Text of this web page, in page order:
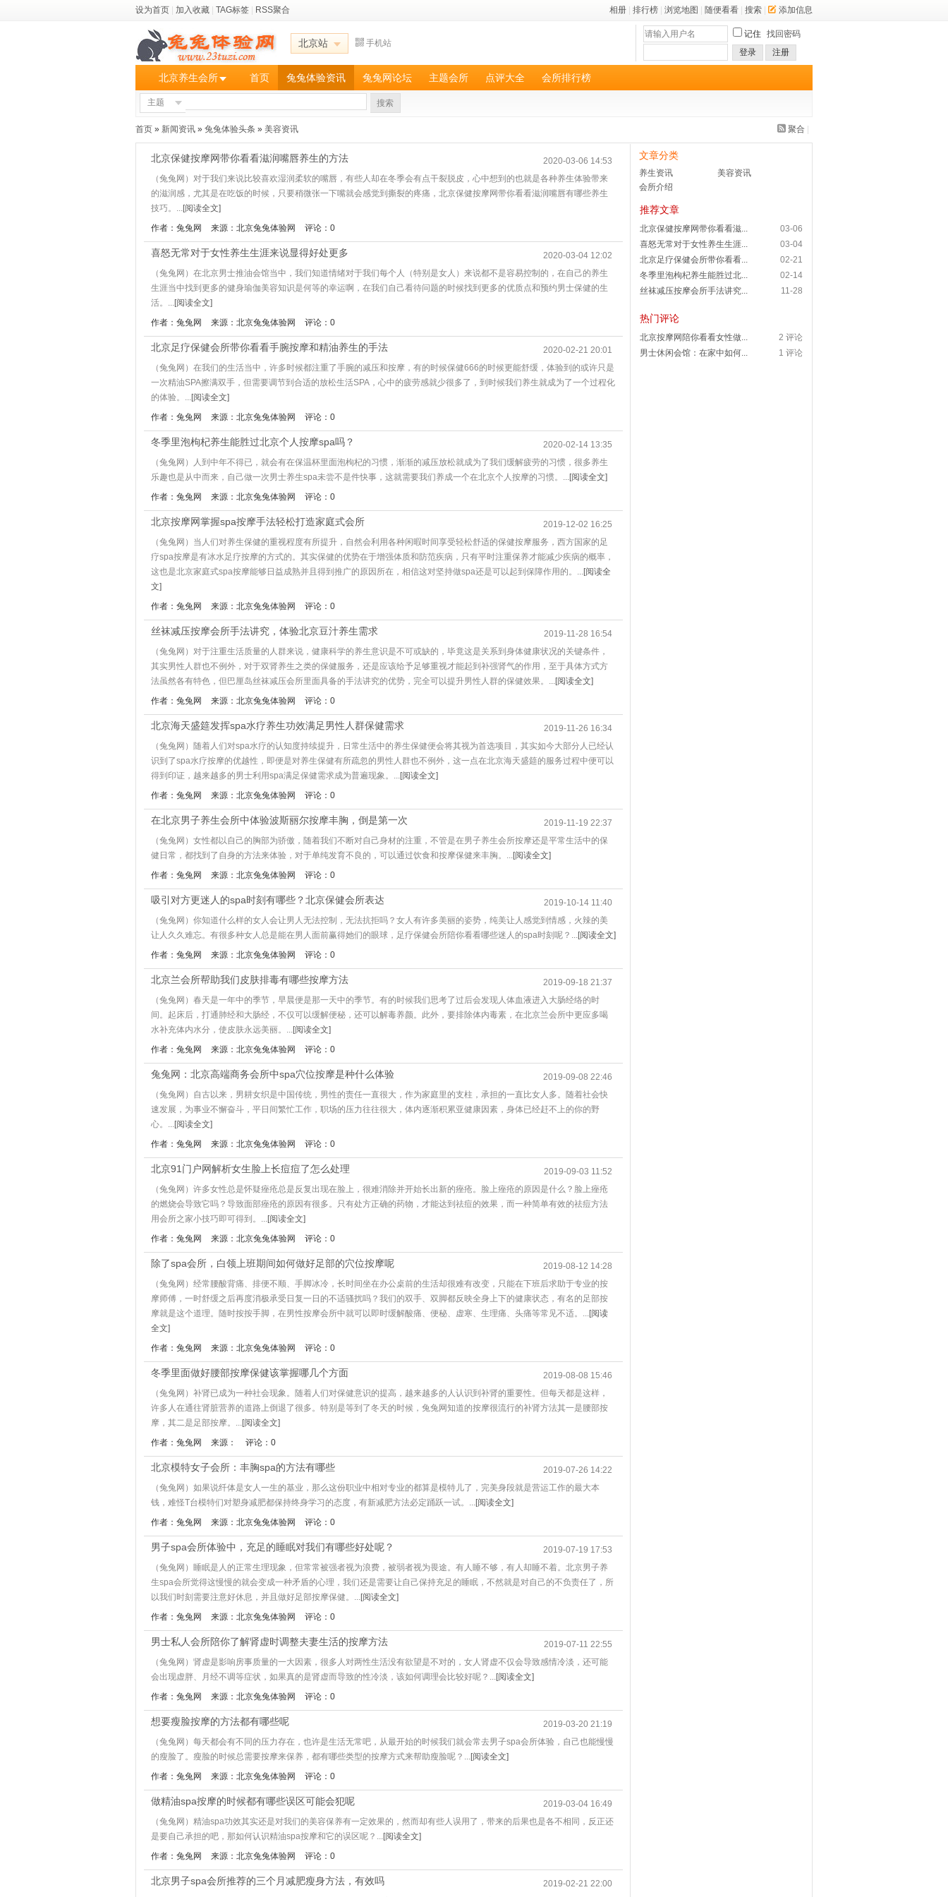
设为首页 加入收藏 TAG标签 RSS聚合 相册 排行榜 浏览地图 随便看看 搜索 添加信息
北京站 手机站
记住 找回密码
登录
注册
北京养生会所 首页 兔兔体验资讯 兔兔网论坛 主题会所 点评大全 会所排行榜
主题 搜索
聚合
首页 » 新闻资讯 » 兔兔体验头条 » 美容资讯
2020-03-06 14:53
北京保健按摩网带你看看滋润嘴唇养生的方法
（兔兔网）对于我们来说比较喜欢湿润柔软的嘴唇，有些人却在冬季会有点干裂脱皮，心中想到的也就是各种养生体验带来
的滋润感，尤其是在吃饭的时候，只要稍微张一下嘴就会感觉到撕裂的疼痛，北京保健按摩网带你看看滋润嘴唇有哪些养生
技巧。...[阅读全文]
作者：兔兔网
来源：北京兔兔体验网 评论：0
2020-03-04 12:02
喜怒无常对于女性养生生涯来说显得好处更多
（兔兔网）在北京男士推油会馆当中，我们知道情绪对于我们每个人（特别是女人）来说都不是容易控制的，在自己的养生
生涯当中找到更多的健身瑜伽美容知识是何等的幸运啊，在我们自己看待问题的时候找到更多的优质点和预约男士保健的生
活。...[阅读全文]
作者：兔兔网
来源：北京兔兔体验网 评论：0
2020-02-21 20:01
北京足疗保健会所带你看看手腕按摩和精油养生的手法
（兔兔网）在我们的生活当中，许多时候都注重了手腕的减压和按摩，有的时候保健666的时候更能舒缓，体验到的或许只是
一次精油SPA擦满双手，但需要调节到合适的放松生活SPA，心中的疲劳感就少很多了，到时候我们养生就成为了一个过程化
的体验。...[阅读全文]
作者：兔兔网
来源：北京兔兔体验网 评论：0
2020-02-14 13:35
冬季里泡枸杞养生能胜过北京个人按摩spa吗？
（兔兔网）人到中年不得已，就会有在保温杯里面泡枸杞的习惯，渐渐的减压放松就成为了我们缓解疲劳的习惯，很多养生
乐趣也是从中而来，自己做一次男士养生spa未尝不是件快事，这就需要我们养成一个在北京个人按摩的习惯。...[阅读全文]
作者：兔兔网
来源：北京兔兔体验网 评论：0
2019-12-02 16:25
北京按摩网掌握spa按摩手法轻松打造家庭式会所
（兔兔网）当人们对养生保健的重视程度有所提升，自然会利用各种闲暇时间享受轻松舒适的保健按摩服务，西方国家的足
疗spa按摩是有冰水足疗按摩的方式的。其实保健的优势在于增强体质和防范疾病，只有平时注重保养才能减少疾病的概率，
这也是北京家庭式spa按摩能够日益成熟并且得到推广的原因所在，相信这对坚持做spa还是可以起到保障作用的。...[阅读全
文]
作者：兔兔网
来源：北京兔兔体验网 评论：0
2019-11-28 16:54
丝袜减压按摩会所手法讲究，体验北京豆汁养生需求
（兔兔网）对于注重生活质量的人群来说，健康科学的养生意识是不可或缺的，毕竟这是关系到身体健康状况的关键条件，
其实男性人群也不例外，对于双肾养生之类的保健服务，还是应该给予足够重视才能起到补强肾气的作用，至于具体方式方
法虽然各有特色，但巴厘岛丝袜减压会所里面具备的手法讲究的优势，完全可以提升男性人群的保健效果。...[阅读全文]
作者：兔兔网
来源：北京兔兔体验网 评论：0
2019-11-26 16:34
北京海天盛筵发挥spa水疗养生功效满足男性人群保健需求
（兔兔网）随着人们对spa水疗的认知度持续提升，日常生活中的养生保健便会将其视为首选项目，其实如今大部分人已经认
识到了spa水疗按摩的优越性，即便是对养生保健有所疏忽的男性人群也不例外，这一点在北京海天盛筵的服务过程中便可以
得到印证，越来越多的男士利用spa满足保健需求成为普遍现象。...[阅读全文]
作者：兔兔网
来源：北京兔兔体验网 评论：0
2019-11-19 22:37
在北京男子养生会所中体验波斯丽尔按摩丰胸，倒是第一次
（兔兔网）女性都以自己的胸部为骄傲，随着我们不断对自己身材的注重，不管是在男子养生会所按摩还是平常生活中的保
健日常，都找到了自身的方法来体验，对于单纯发育不良的，可以通过饮食和按摩保健来丰胸。...[阅读全文]
作者：兔兔网
来源：北京兔兔体验网 评论：0
2019-10-14 11:40
吸引对方更迷人的spa时刻有哪些？北京保健会所表达
（兔兔网）你知道什么样的女人会让男人无法控制，无法抗拒吗？女人有许多美丽的姿势，纯美让人感觉到情感，火辣的美
让人久久难忘。有很多种女人总是能在男人面前赢得她们的眼球，足疗保健会所陪你看看哪些迷人的spa时刻呢？...[阅读全文]
作者：兔兔网
来源：北京兔兔体验网 评论：0
2019-09-18 21:37
北京兰会所帮助我们皮肤排毒有哪些按摩方法
（兔兔网）春天是一年中的季节，早晨便是那一天中的季节。有的时候我们思考了过后会发现人体血液进入大肠经络的时
间。起床后，打通肺经和大肠经，不仅可以缓解便秘，还可以解毒养颜。此外，要排除体内毒素，在北京兰会所中更应多喝
水补充体内水分，使皮肤永远美丽。...[阅读全文]
作者：兔兔网
来源：北京兔兔体验网 评论：0
2019-09-08 22:46
兔兔网：北京高端商务会所中spa穴位按摩是种什么体验
（兔兔网）自古以来，男耕女织是中国传统，男性的责任一直很大，作为家庭里的支柱，承担的一直比女人多。随着社会快
速发展，为事业不懈奋斗，平日间繁忙工作，职场的压力往往很大，体内逐渐积累亚健康因素，身体已经赶不上的你的野
心。...[阅读全文]
作者：兔兔网
来源：北京兔兔体验网 评论：0
2019-09-03 11:52
北京91门户网解析女生脸上长痘痘了怎么处理
（兔兔网）许多女性总是怀疑痤疮总是反复出现在脸上，很难消除并开始长出新的痤疮。脸上痤疮的原因是什么？脸上痤疮
的燃烧会导致它吗？导致面部痤疮的原因有很多。只有处方正确的药物，才能达到祛痘的效果，而一种简单有效的祛痘方法
用会所之家小技巧即可得到。...[阅读全文]
作者：兔兔网
来源：北京兔兔体验网 评论：0
2019-08-12 14:28
除了spa会所，白领上班期间如何做好足部的穴位按摩呢
（兔兔网）经常腰酸背痛、排便不顺、手脚冰冷，长时间坐在办公桌前的生活却很难有改变，只能在下班后求助于专业的按
摩师傅，一时舒缓之后再度消极承受日复一日的不适骚扰吗？我们的双手、双脚都反映全身上下的健康状态，有名的足部按
摩就是这个道理。随时按按手脚，在男性按摩会所中就可以即时缓解酸痛、便秘、虚寒、生理痛、头痛等常见不适。...[阅读
全文]
作者：兔兔网
来源：北京兔兔体验网 评论：0
2019-08-08 15:46
冬季里面做好腰部按摩保健该掌握哪几个方面
（兔兔网）补肾已成为一种社会现象。随着人们对保健意识的提高，越来越多的人认识到补肾的重要性。但每天都是这样，
许多人在通往肾脏营养的道路上倒退了很多。特别是等到了冬天的时候，兔兔网知道的按摩很流行的补肾方法其一是腰部按
摩，其二是足部按摩。...[阅读全文]
作者：兔兔网
来源： 评论：0
2019-07-26 14:22
北京模特女子会所：丰胸spa的方法有哪些
（兔兔网）如果说纤体是女人一生的基业，那么这份职业中相对专业的都算是模特儿了，完美身段就是营运工作的最大本
钱，难怪T台模特们对塑身减肥都保持终身学习的态度，有新减肥方法必定踊跃一试。...[阅读全文]
作者：兔兔网
来源：北京兔兔体验网 评论：0
2019-07-19 17:53
男子spa会所体验中，充足的睡眠对我们有哪些好处呢？
（兔兔网）睡眠是人的正常生理现象，但常常被强者视为浪费，被弱者视为畏途。有人睡不够，有人却睡不着。北京男子养
生spa会所觉得这慢慢的就会变成一种矛盾的心理，我们还是需要让自己保持充足的睡眠，不然就是对自己的不负责任了，所
以我们时刻需要注意好休息，并且做好足部按摩保健。...[阅读全文]
作者：兔兔网
来源：北京兔兔体验网 评论：0
2019-07-11 22:55
男士私人会所陪你了解肾虚时调整夫妻生活的按摩方法
（兔兔网）肾虚是影响房事质量的一大因素，很多人对两性生活没有欲望是不对的，女人肾虚不仅会导致感情冷淡，还可能
会出现虚胖、月经不调等症状，如果真的是肾虚而导致的性冷淡，该如何调理会比较好呢？...[阅读全文]
作者：兔兔网
来源：北京兔兔体验网 评论：0
2019-03-20 21:19
想要瘦脸按摩的方法都有哪些呢
（兔兔网）每天都会有不同的压力存在，也许是生活无常吧，从最开始的时候我们就会常去男子spa会所体验，自己也能慢慢
的瘦脸了。瘦脸的时候总需要按摩来保养，都有哪些类型的按摩方式来帮助瘦脸呢？...[阅读全文]
作者：兔兔网
来源：北京兔兔体验网 评论：0
2019-03-04 16:49
做精油spa按摩的时候都有哪些误区可能会犯呢
（兔兔网）精油spa功效其实还是对我们的美容保养有一定效果的，然而却有些人误用了，带来的后果也是各不相同，反正还
是要自己承担的吧，那如何认识精油spa按摩和它的误区呢？...[阅读全文]
作者：兔兔网
来源：北京兔兔体验网 评论：0
2019-02-21 22:00
北京男子spa会所推荐的三个月减肥瘦身方法，有效吗
文章分类
养生资讯
美容资讯
会所介绍
推荐文章
03-06
北京保健按摩网带你看看滋...
03-04
喜怒无常对于女性养生生涯...
02-21
北京足疗保健会所带你看看...
02-14
冬季里泡枸杞养生能胜过北...
11-28
丝袜减压按摩会所手法讲究...
热门评论
2 评论
北京按摩网陪你看看女性做...
1 评论
男士休闲会馆：在家中如何...